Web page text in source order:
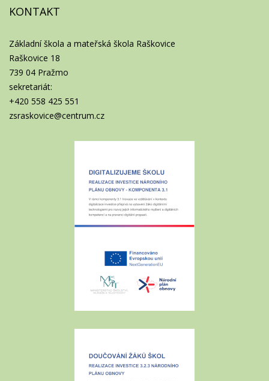
KONTAKT
Základní škola a mateřská škola Raškovice
Raškovice 18
739 04 Pražmo
sekretariát:
+420 558 425 551
zsraskovice@centrum.cz